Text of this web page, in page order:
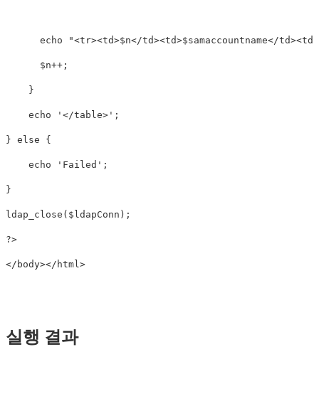
echo "<tr><td>$n</td><td>$samaccountname</td><td>
$n++ ;
}
echo '</table>' ;
} else {
echo 'Failed' ;
}
ldap_close ( $ldapConn );
?>
</body></html>
실행 결과